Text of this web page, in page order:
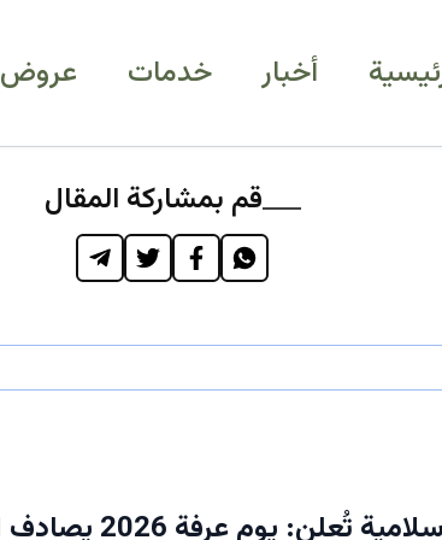
أخبار خدمات عروض
قم بمشاركة المقال